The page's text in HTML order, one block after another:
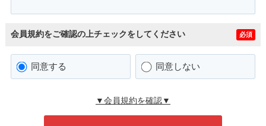
会員規約をご確認の上チェックをしてください 必須
同意する 同意しない
▼会員規約を確認▼